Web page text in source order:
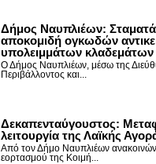
Δήμος Ναυπλιέων:
αποκομιδή ογκωδών
υπολειμμάτων κλαδεμάτων
Ο Δήμος Ναυπλιέων, μέσω της
Περιβάλλοντος και...
Δεκαπενταύγουστος:
λειτουργία της Λαϊκής
Από τον Δήμο Ναυπλιέων
εορτασμού της Κοιμή...